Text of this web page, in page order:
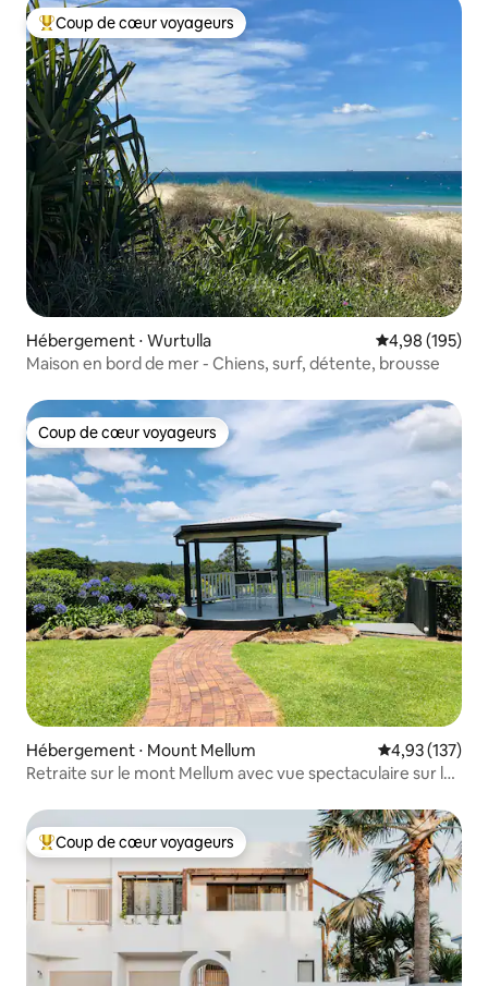
Coups de cœur voyageurs les plus appréciés
Coup de cœur voyageurs
Hébergement ⋅ Wurtulla Évaluation
4,98 (195)
Maison en bord de mer - Chiens, surf, détente, brousse
Coup de cœur voyageurs
Coup de cœur voyageurs
Hébergement ⋅ Mount Mellum Évaluation
4,93 (137)
Retraite sur le mont Mellum avec vue spectaculaire sur la
Coups de cœur voyageurs les plus appréciés
Coup de cœur voyageurs